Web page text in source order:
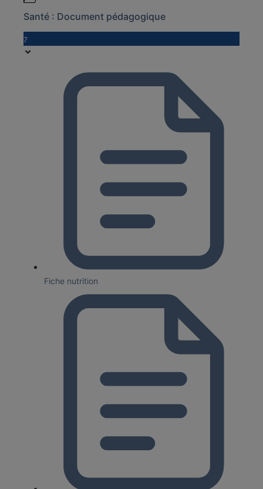
Santé : Document pédagogique
7
Fiche nutrition